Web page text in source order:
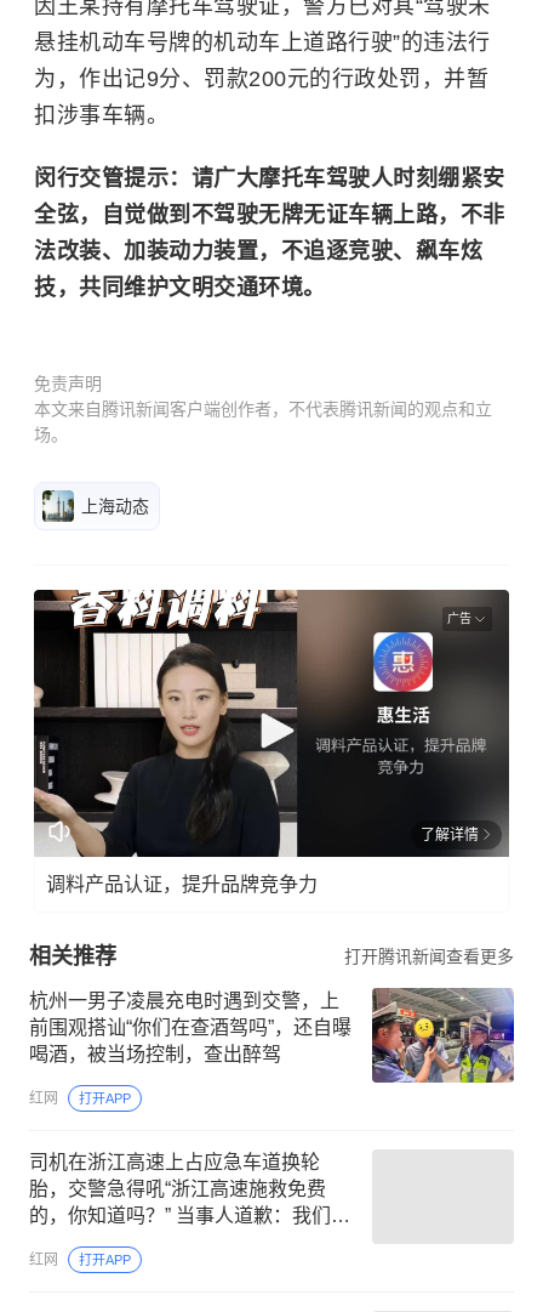
因王某持有摩托车驾驶证，警方已对其“驾驶未
悬挂机动车号牌的机动车上道路行驶”的违法行
为，作出记9分、罚款200元的行政处罚，并暂
扣涉事车辆。
闵行交管提示：请广大摩托车驾驶人时刻绷紧安
全弦，自觉做到不驾驶无牌无证车辆上路，不非
法改装、加装动力装置，不追逐竞驶、飙车炫
技，共同维护文明交通环境。
免责声明
本文来自腾讯新闻客户端创作者，不代表腾讯新闻的观点和立
场。
上海动态
广告
了解详情
调料产品认证，提升品牌竞争力
相关推荐 打开腾讯新闻查看更多
杭州一男子凌晨充电时遇到交警，上
前围观搭讪“你们在查酒驾吗”，还自曝
喝酒，被当场控制，查出醉驾
红网 打开APP
司机在浙江高速上占应急车道换轮
胎，交警急得吼“浙江高速施救免费
的，你知道吗？” 当事人道歉：我们那
都要一两千元
红网 打开APP